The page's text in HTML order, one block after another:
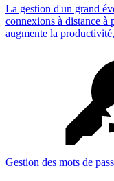
La gestion d'un grand
connexions à distance à
augmente la
Gestion des mots de